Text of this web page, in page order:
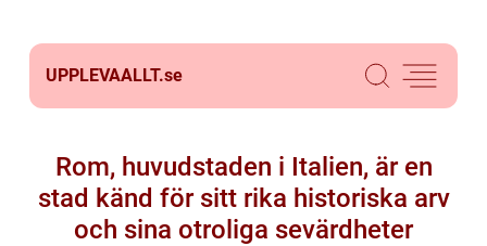
UPPLEVAALLT.se
Rom, huvudstaden i Italien, är en
stad känd för sitt rika historiska arv
och sina otroliga sevärdheter